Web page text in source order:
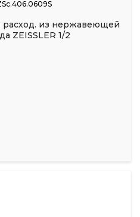
расход. из нержавеющей
ZEISSLER 1/2